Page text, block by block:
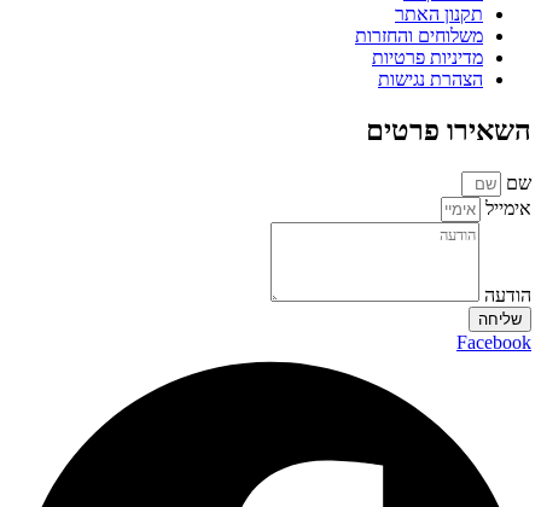
תקנון האתר
משלוחים והחזרות
מדיניות פרטיות
הצהרת נגישות
השאירו פרטים
שם
אימייל
הודעה
שליחה
Facebook